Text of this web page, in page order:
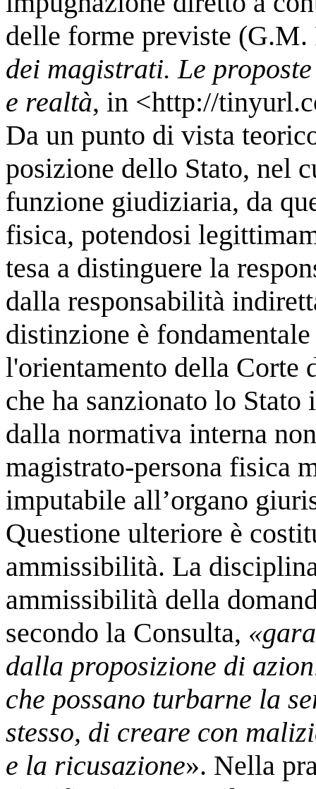
delle forme previste
dei magistrati. Le
e realtà, in <http://
Da un punto di vista
posizione dello Stato, nel
funzione giudiziaria, da
fisica, potendosi
tesa a distinguere la
dalla responsabilità
distinzione è
l'orientamento della Corte
che ha sanzionato lo
dalla normativa interna
magistrato-persona fisica
imputabile all’organo
Questione ulteriore è
ammissibilità. La
ammissibilità della
secondo la Consulta,
dalla proposizione di
che possano turbarne la
stesso, di creare con
e la ricusazione». Nella